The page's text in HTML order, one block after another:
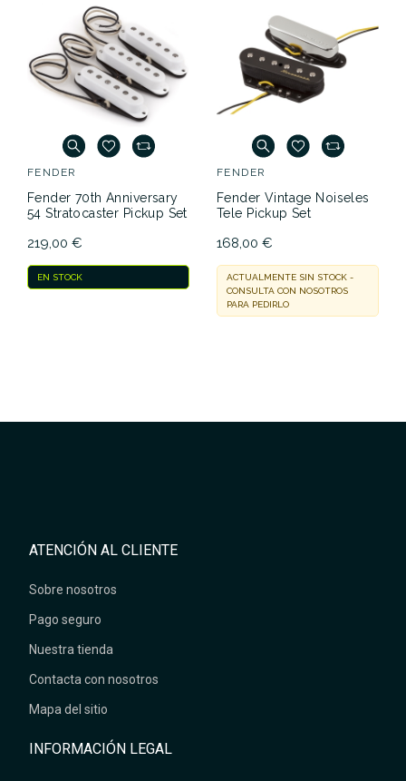
FENDER
Fender 70th Anniversary
54 Stratocaster Pickup Set
219,00 €
EN STOCK
FENDER
Fender Vintage Noiseles
Tele Pickup Set
168,00 €
ACTUALMENTE SIN STOCK -
CONSULTA CON NOSOTROS
PARA PEDIRLO
ATENCIÓN AL CLIENTE
Sobre nosotros
Pago seguro
Nuestra tienda
Contacta con nosotros
Mapa del sitio
INFORMACIÓN LEGAL